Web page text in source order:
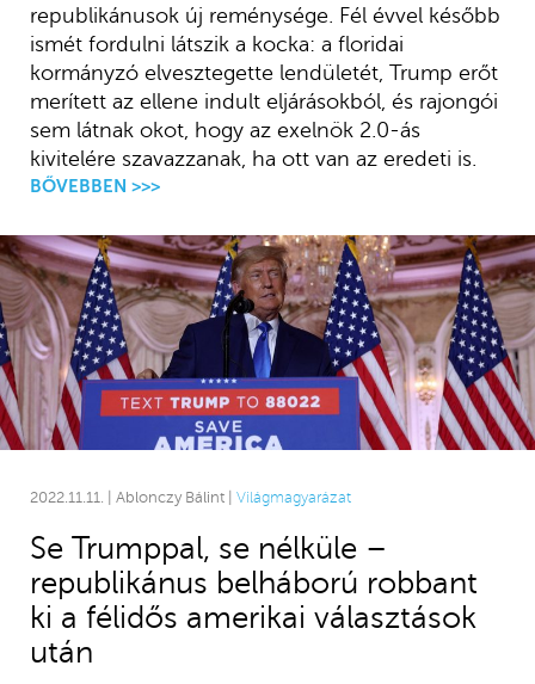
republikánusok új reménysége. Fél évvel később
ismét fordulni látszik a kocka: a floridai
kormányzó elvesztegette lendületét, Trump erőt
merített az ellene indult eljárásokból, és rajongói
sem látnak okot, hogy az exelnök 2.0-ás
kivitelére szavazzanak, ha ott van az eredeti is.
BŐVEBBEN >>>
2022.11.11. | Ablonczy Bálint | Világmagyarázat
Se Trumppal, se nélküle –
republikánus belháború robbant
ki a félidős amerikai választások
után